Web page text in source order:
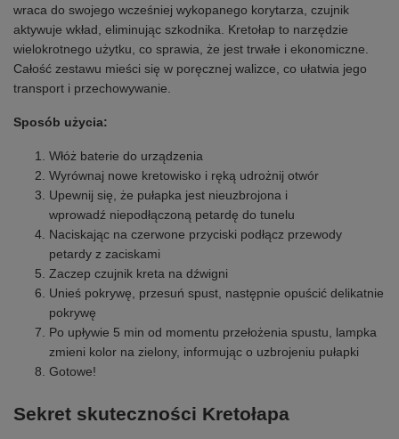
wraca do swojego wcześniej wykopanego korytarza, czujnik
aktywuje wkład, eliminując szkodnika. Kretołap to narzędzie
wielokrotnego użytku, co sprawia, że jest trwałe i ekonomiczne.
Całość zestawu mieści się w poręcznej walizce, co ułatwia jego
transport i przechowywanie.
Sposób użycia:
Włóż baterie do urządzenia
Wyrównaj nowe kretowisko i ręką udrożnij otwór
Upewnij się, że pułapka jest nieuzbrojona i
wprowadź niepodłączoną petardę do tunelu
Naciskając na czerwone przyciski podłącz przewody
petardy z zaciskami
Zaczep czujnik kreta na dźwigni
Unieś pokrywę, przesuń spust, następnie opuścić delikatnie
pokrywę
Po upływie 5 min od momentu przełożenia spustu, lampka
zmieni kolor na zielony, informując o uzbrojeniu pułapki
Gotowe!
Sekret skuteczności Kretołapa